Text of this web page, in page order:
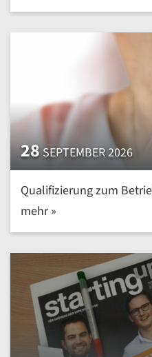
28SEPTEMBER 2026
Qualifizierung zum
mehr »